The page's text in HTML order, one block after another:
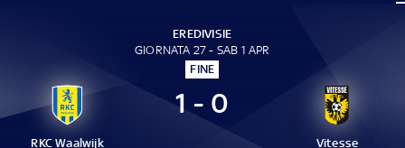
EREDIVISIE
GIORNATA 27 - SAB 1 APR
FINE
RKC Waalwijk
1 - 0
Vitesse